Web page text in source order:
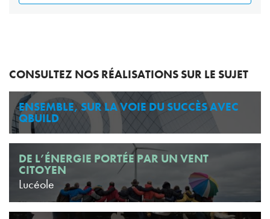
CONSULTEZ NOS RÉALISATIONS SUR LE SUJET
ENSEMBLE, SUR LA VOIE DU SUCCÈS AVEC
QBUILD
DE L’ÉNERGIE PORTÉE PAR UN VENT
CITOYEN
Lucéole